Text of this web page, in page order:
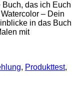
das ich Euch
– Dein
in das Buch
mit
, Produkttest,